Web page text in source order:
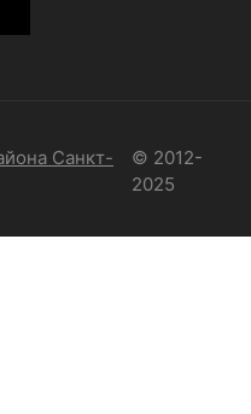
Санкт-
© 2012-
2025